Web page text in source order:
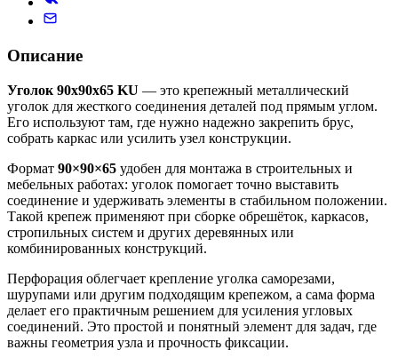
Описание
Уголок 90х90х65 KU — это крепежный металлический
уголок для жесткого соединения деталей под прямым углом.
Его используют там, где нужно надежно закрепить брус,
собрать каркас или усилить узел конструкции.
Формат 90×90×65 удобен для монтажа в строительных и
мебельных работах: уголок помогает точно выставить
соединение и удерживать элементы в стабильном положении.
Такой крепеж применяют при сборке обрешёток, каркасов,
стропильных систем и других деревянных или
комбинированных конструкций.
Перфорация облегчает крепление уголка саморезами,
шурупами или другим подходящим крепежом, а сама форма
делает его практичным решением для усиления угловых
соединений. Это простой и понятный элемент для задач, где
важны геометрия узла и прочность фиксации.